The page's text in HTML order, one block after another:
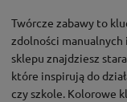
Twórcze zabawy to
zdolności
sklepu znajdziesz
które inspirują do
czy szkole. Kolorowe